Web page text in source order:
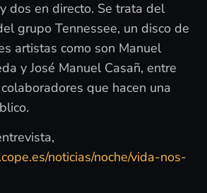
dos en directo. Se trata del
grupo Tennessee, un disco de
artistas como son Manuel
y José Manuel Casañ, entre
que hacen una
noticias/noche/vida-nos-